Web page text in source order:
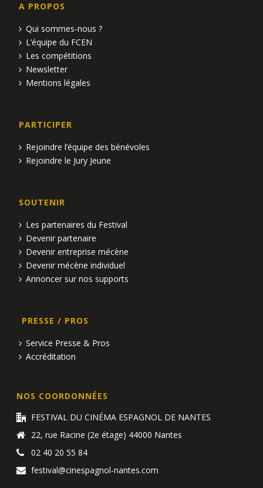
A PROPOS
Qui sommes-nous ?
L’équipe du FCEN
Les compétitions
Newsletter
Mentions légales
PARTICIPER
Rejoindre l’équipe des bénévoles
Rejoindre le Jury Jeune
SOUTENIR
Les partenaires du Festival
Devenir partenaire
Devenir entreprise mécène
Devenir mécène individuel
Annoncer sur nos supports
PRESSE / PROS
Service Presse & Pros
Accréditation
NOS COORDONNÉES
FESTIVAL DU CINÉMA ESPAGNOL DE NANTES
22, rue Racine (2e étage) 44000 Nantes
02 40 20 55 84
festival@cinespagnol-nantes.com